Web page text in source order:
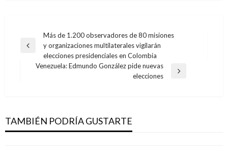
Navegación
de
entradas
Entrada
Más de 1.200 observadores de 80 misiones
y organizaciones multilaterales vigilarán
elecciones presidenciales en Colombia
Venezuela: Edmundo González pide nuevas
elecciones
TAMBIÉN PODRÍA GUSTARTE
en la cárcel de Cartagena
Iván Briceño martes septiembre 25, 2018